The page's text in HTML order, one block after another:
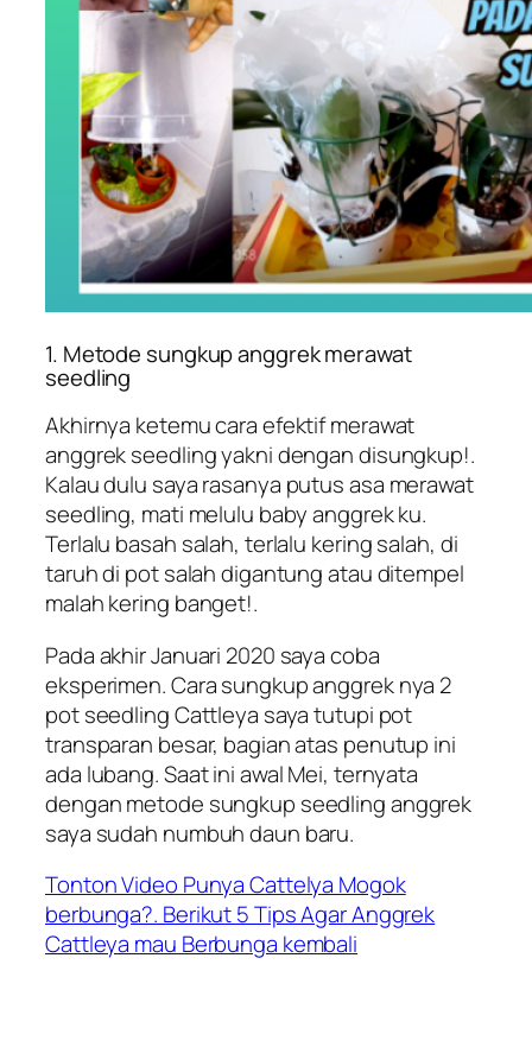
1. Metode sungkup anggrek merawat
seedling
Akhirnya ketemu cara efektif merawat
anggrek seedling yakni dengan disungkup!.
Kalau dulu saya rasanya putus asa merawat
seedling, mati melulu baby anggrek ku.
Terlalu basah salah, terlalu kering salah, di
taruh di pot salah digantung atau ditempel
malah kering banget!.
Pada akhir Januari 2020 saya coba
eksperimen. Cara sungkup anggrek nya 2
pot seedling Cattleya saya tutupi pot
transparan besar, bagian atas penutup ini
ada lubang. Saat ini awal Mei, ternyata
dengan metode sungkup seedling anggrek
saya sudah numbuh daun baru.
Tonton Video Punya Cattelya Mogok
berbunga?. Berikut 5 Tips Agar Anggrek
Cattleya mau Berbunga kembali